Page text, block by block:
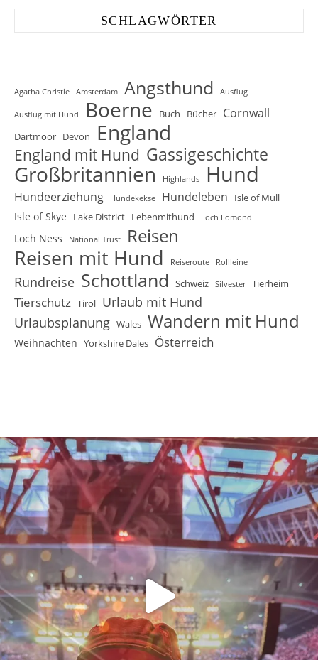
SCHLAGWÖRTER
Agatha Christie Amsterdam Angsthund Ausflug
Ausflug mit Hund Boerne Buch Bücher Cornwall
Dartmoor Devon England
England mit Hund Gassigeschichte
Großbritannien Highlands Hund
Hundeerziehung Hundekekse Hundeleben Isle of Mull
Isle of Skye Lake District Lebenmithund Loch Lomond
Loch Ness National Trust Reisen
Reisen mit Hund Reiseroute Rollleine
Rundreise Schottland Schweiz Silvester Tierheim
Tierschutz Tirol Urlaub mit Hund
Urlaubsplanung Wales Wandern mit Hund
Weihnachten Yorkshire Dales Österreich